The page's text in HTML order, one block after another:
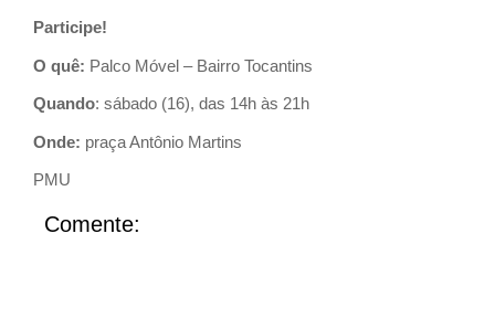
Participe!
O quê: Palco Móvel – Bairro Tocantins
Quando: sábado (16), das 14h às 21h
Onde: praça Antônio Martins
PMU
Comente: